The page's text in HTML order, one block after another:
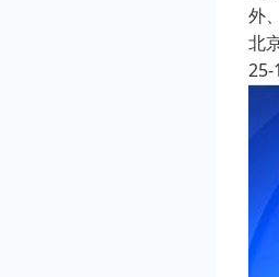
外
北
25-